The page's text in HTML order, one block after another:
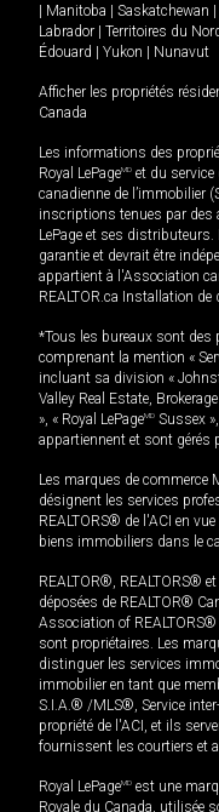
| Manitoba | Saskatchewan |
Labrador | Territoires du
Édouard | Yukon | Nunavut
Afficher les propriétés
Canada
Les informations des
Royal LePageMD et du
canadienne de l’immobilier
inscriptions tenues par des
LePage et ses
garantie et devrait être
appartient à l'Association
REALTOR.ca Installation
*Tous les bureaux sont des
comprenant la mention «
incluant sa division «
Valley Real Estate,
», « Royal LePageMD Sussex
appartiennent et sont gérés
Les marques de
désignent les services
REALTORS® de l'ACI en
biens immobiliers dans le
REALTOR®, REALTORS®
déposées de REALTOR®
Association of
sont propriétaires. Les
distinguer les services
immobilier en tant que
S.I.A.® /MLS®, Service
propriété de l'ACI, et ils
fournissent les courtiers et
Royal LePageMD est une
Royale du Canada, utilisée